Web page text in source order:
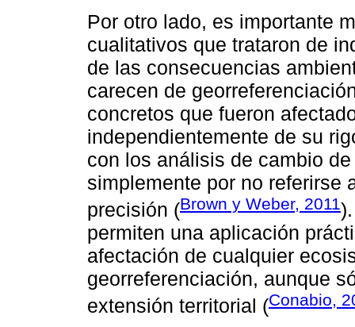
Por otro lado, es importante
cualitativos que trataron de
de las consecuencias
carecen de
concretos que fueron
independientemente de su
con los análisis de cambio
simplemente por no referirse
precisión (Brown y Weber, 2011
permiten una aplicación
afectación de cualquier
georreferenciación, aunque
extensión territorial (Conabio,